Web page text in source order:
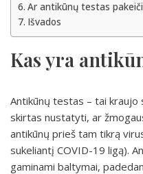
Ar antikūnų testas
Išvados
Kas yra
Antikūnų testas – tai
skirtas nustatyti, ar
antikūnų prieš tam tikrą
sukeliantį COVID-19 ligą).
gaminami baltymai,